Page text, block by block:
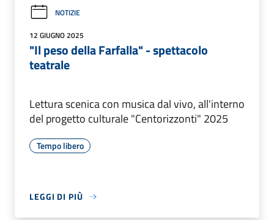
NOTIZIE
12 GIUGNO 2025
"Il peso della Farfalla" - spettacolo
teatrale
Lettura scenica con musica dal vivo, all'interno
del progetto culturale "Centorizzonti" 2025
Tempo libero
LEGGI DI PIÙ